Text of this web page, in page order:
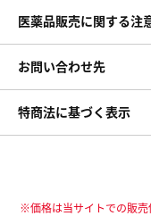
医薬品販売に関する注
お問い合わせ先
特商法に基づく表示
※価格は当サイトでの販売